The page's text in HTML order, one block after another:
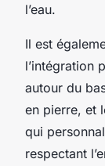
l’eau.
Il est
l’intégration
autour du
en pierre, et
qui
respectant